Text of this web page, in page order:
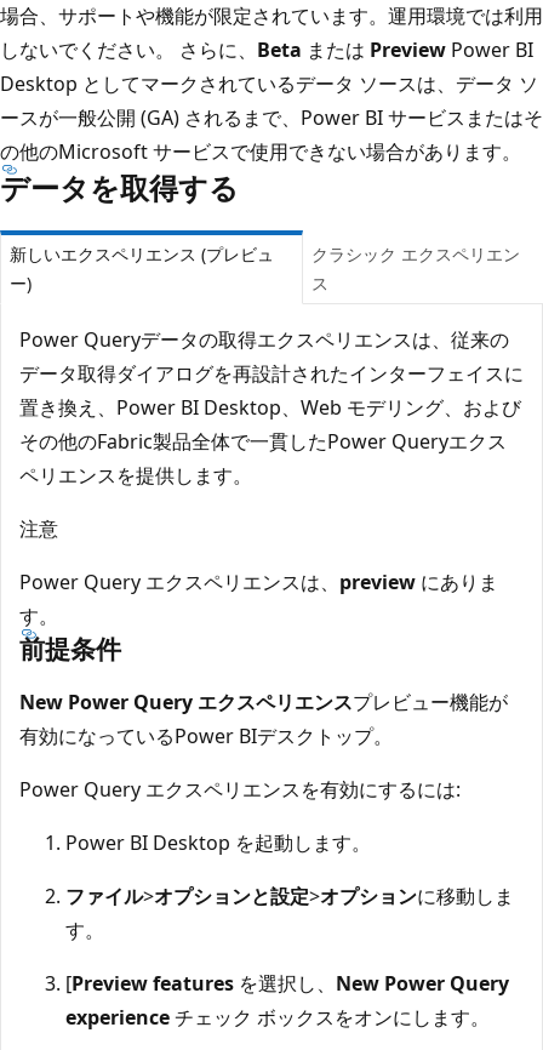
場合、サポートや機能が限定されています。運用環境では利用
しないでください。 さらに、 Beta または Preview Power BI
Desktop としてマークされているデータ ソースは、データ ソ
ースが一般公開 (GA) されるまで、Power BI サービスまたはそ
の他のMicrosoft サービスで使用できない場合があります。
データを取得する
新しいエクスペリエンス (プレビュ
ー)
クラシック エクスペリエン
ス
Power Queryデータの取得エクスペリエンスは、従来の
データ取得ダイアログを再設計されたインターフェイスに
置き換え、Power BI Desktop、Web モデリング、および
その他のFabric製品全体で一貫したPower Queryエクス
ペリエンスを提供します。
注意
Power Query エクスペリエンスは、 preview にありま
す。
前提条件
New Power Query エクスペリエンスプレビュー機能が
有効になっているPower BIデスクトップ。
Power Query エクスペリエンスを有効にするには:
Power BI Desktop を起動します。
ファイル>オプションと設定>オプションに移動しま
す。
[Preview features を選択し、 New Power Query
experienceチェック ボックスをオンにします。